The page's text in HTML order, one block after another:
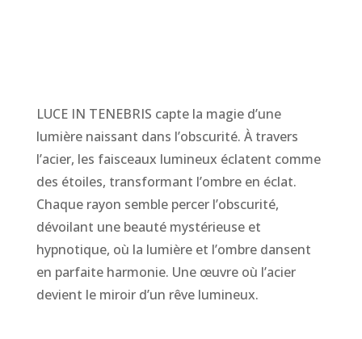
LUCE IN TENEBRIS capte la magie d’une
lumière naissant dans l’obscurité. À travers
l’acier, les faisceaux lumineux éclatent comme
des étoiles, transformant l’ombre en éclat.
Chaque rayon semble percer l’obscurité,
dévoilant une beauté mystérieuse et
hypnotique, où la lumière et l’ombre dansent
en parfaite harmonie. Une œuvre où l’acier
devient le miroir d’un rêve lumineux.